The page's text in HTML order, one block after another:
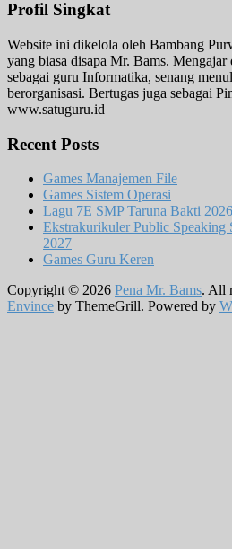
Profil Singkat
Website ini dikelola oleh Bambang
yang biasa disapa Mr. Bams.
sebagai guru Informatika, senang
berorganisasi. Bertugas juga sebagai
www.satuguru.id
Recent Posts
Games Manajemen File
Games Sistem Operasi
Lagu 7E SMP Taruna Bakti
Ekstrakurikuler Public
2027
Games Guru Keren
Copyright © 2026 Pena Mr. Bams. All
Envince by ThemeGrill. Powered by